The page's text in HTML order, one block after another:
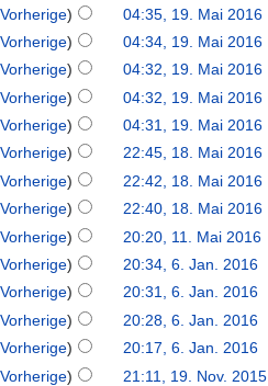
Vorherige 04:35, 19. Mai 2016
Vorherige 04:34, 19. Mai 2016
Vorherige 04:32, 19. Mai 2016
Vorherige 04:32, 19. Mai 2016
Vorherige 04:31, 19. Mai 2016
Vorherige 22:45, 18. Mai 2016
Vorherige 22:42, 18. Mai 2016
Vorherige 22:40, 18. Mai 2016
Vorherige 20:20, 11. Mai 2016
Vorherige 20:34, 6. Jan. 2016
Vorherige 20:31, 6. Jan. 2016
Vorherige 20:28, 6. Jan. 2016
Vorherige 20:17, 6. Jan. 2016
Vorherige 21:11, 19. Nov. 2015